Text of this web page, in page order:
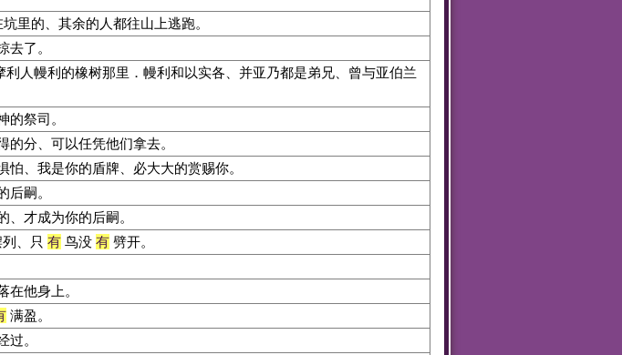
里的、其余的人都往山上逃跑。
去了。
人幔利的橡树那里．幔利和以实各、并亚乃都是弟兄、曾与亚伯兰
祭司。
分、可以任凭他们拿去。
、我是你的盾牌、必大大的赏赐你。
后嗣。
才成为你的后嗣。
、只 有 鸟没 有 劈开。
在他身上。
满盈。
过。